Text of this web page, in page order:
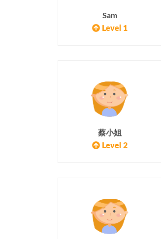
Sam
Level 1
蔡小姐
Level 2